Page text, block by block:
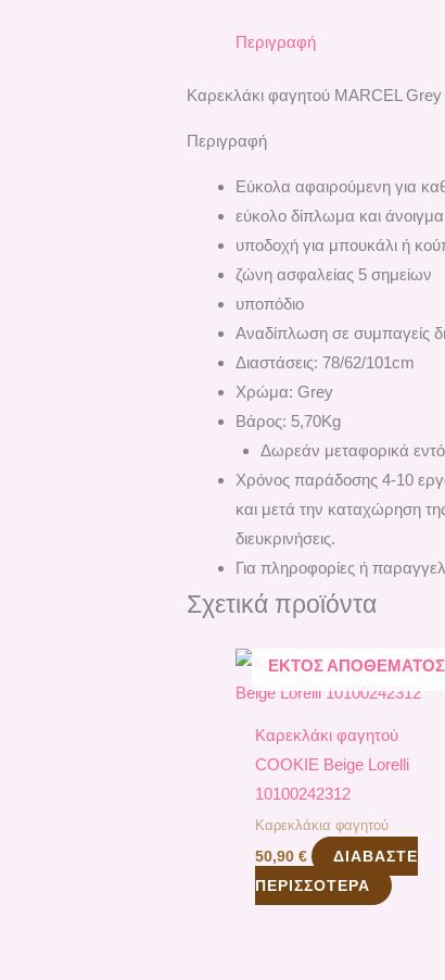
Περιγραφή
Καρεκλάκι φαγητού MARCEL
Περιγραφή
Εύκολα αφαιρούμενη για
εύκολο δίπλωμα και άνοιγμα
υποδοχή για μπουκάλι ή
ζώνη ασφαλείας 5 σημείων
υποπόδιο
Αναδίπλωση σε συμπαγείς
Διαστάσεις: 78/62/101cm
Χρώμα: Grey
Βάρος: 5,70Kg
Δωρεάν μεταφορικά
Χρόνος παράδοσης 4-10
και μετά την καταχώρηση
διευκρινήσεις.
Για πληροφορίες ή
Σχετικά προϊόντα
ΕΚΤΌΣ ΑΠΟΘΈΜΑΤΟΣ
Καρεκλάκι φαγητού
COOKIE Beige Lorelli
10100242312
Καρεκλάκια φαγητού
50,90€
ΔΙΑΒΆΣΤΕ
ΠΕΡΙΣΣΌΤΕΡΑ